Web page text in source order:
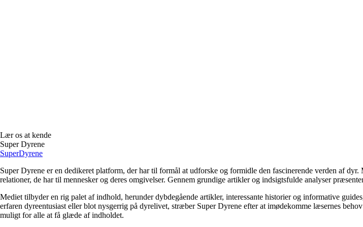
Lær os at kende
Super Dyrene
SuperDyrene
Super Dyrene er en dedikeret platform, der har til formål at udforske og formidle den fascinerende verden af
relationer, de har til mennesker og deres omgivelser. Gennem grundige artikler og indsigtsfulde analyser
Mediet tilbyder en rig palet af indhold, herunder dybdegående artikler, interessante historier og informative
erfaren dyreentusiast eller blot nysgerrig på dyrelivet, stræber Super Dyrene efter at imødekomme læsernes
muligt for alle at få glæde af indholdet.